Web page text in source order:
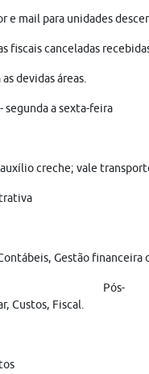
e mail para unidades
fiscais canceladas
devidas áreas.
segunda a sexta-feira
creche; vale
Gestão financeira
Pós-
Custos, Fiscal.